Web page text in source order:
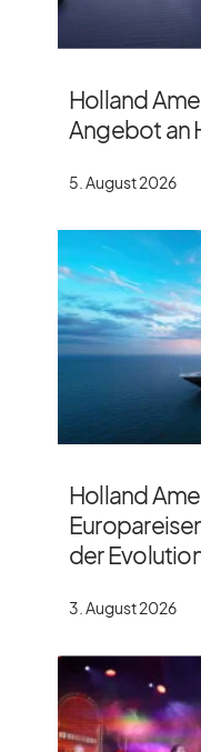
Holland
Angebot an
5. August 2026
Holland
der
3. August 2026